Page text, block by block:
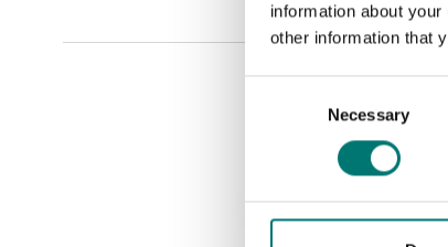
information about
other information that
Necessary